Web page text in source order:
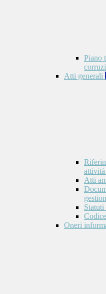
Piano
Atti generali
attività
Atti
Oneri